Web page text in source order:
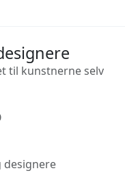
til kunstnerne selv
designere